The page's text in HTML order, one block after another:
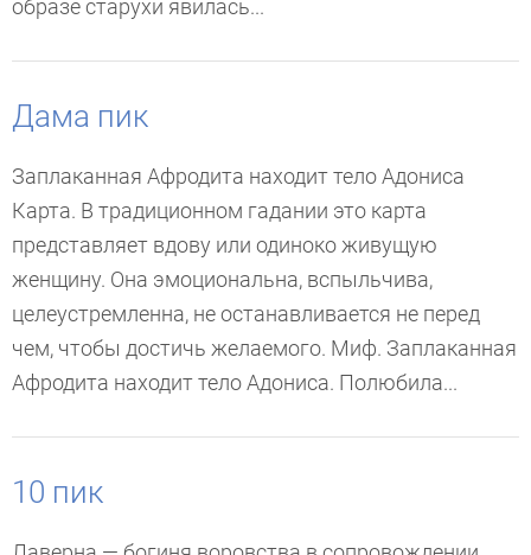
образе старухи явилась...
Дама пик
Заплаканная Афродита находит тело Адониса
Карта. В традиционном гадании это карта
представляет вдову или одиноко живущую
женщину. Она эмоциональна, вспыльчива,
целеустремленна, не останавливается не перед
чем, чтобы достичь желаемого. Миф. Заплаканная
Афродита находит тело Адониса. Полюбила...
10 пик